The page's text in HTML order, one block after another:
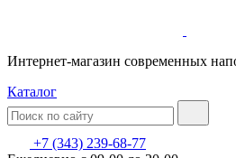
Интернет-магазин современных
Каталог
+7 (343) 239-68-77